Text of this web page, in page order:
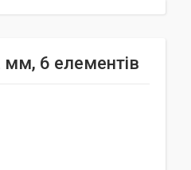
мм, 6 елементів